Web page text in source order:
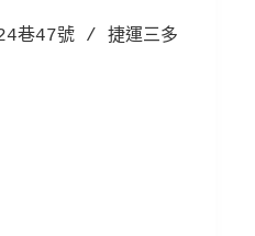
24巷47號 / 捷運三多